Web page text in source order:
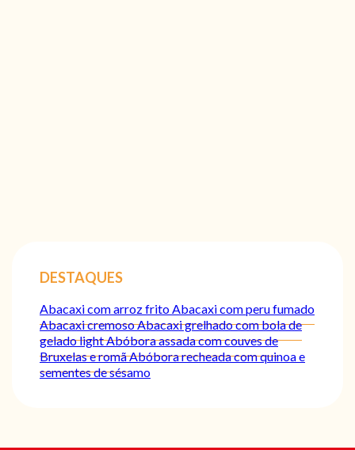
DESTAQUES
Abacaxi com arroz frito Abacaxi com peru fumado
Abacaxi cremosoAbacaxi grelhado com bola de
gelado lightAbóbora assada com couves de
Bruxelas e romãAbóbora recheada com quinoa e
sementes de sésamo